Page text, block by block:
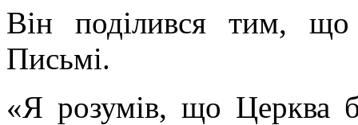
Він поділився тим,
Письмі.
«Я розумів, що Церква